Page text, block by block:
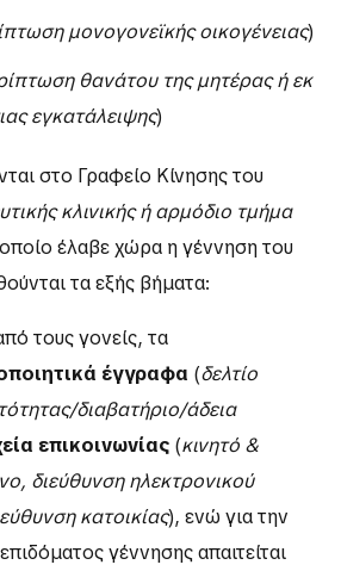
μονογονεϊκής οικογένειας)
θανάτου της μητέρας ή εκ
εγκατάλειψης)
στο Γραφείο Κίνησης του
κλινικής ή αρμόδιο τμήμα
έλαβε χώρα η γέννηση του
τα εξής βήματα:
τους γονείς, τα
έγγραφα (δελτίο
διαβατήριο/άδεια
επικοινωνίας (κινητό &
διεύθυνση ηλεκτρονικού
κατοικίας), ενώ για την
γέννησης απαιτείται